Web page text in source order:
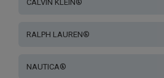
CALVIN KLEIN®
RALPH LAUREN®
NAUTICA®